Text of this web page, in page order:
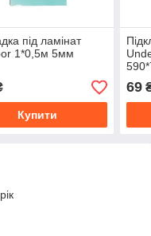
під ламінат
1*0,5м 5мм
Купити
69